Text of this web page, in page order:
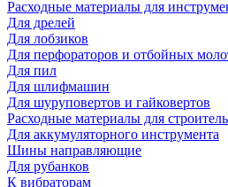
Расходные материалы для
Для дрелей
Для лобзиков
Для перфораторов и отбойных
Для пил
Для шлифмашин
Для шуруповертов и гайковертов
Расходные материалы для
Для аккумуляторного инструмента
Шины направляющие
Для рубанков
К вибраторам